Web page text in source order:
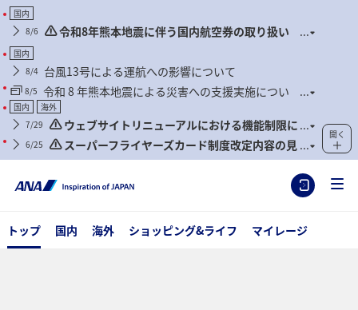
国内
8/6
令和8年熊本地震に伴う国内航空券の取り扱い
および臨時便について
国内
8/4 台風13号による運航への影響について
8/5 令和 8 年熊本地震による災害への支援実施につい
て
国内
海外
7/29
ウェブサイトリニューアルにおける機能制限に
ついて
6/25
スーパーフライヤーズカード制度改定内容の見
直しに関するご案内
開く
トップ 国内 海外 ショッピング&ライフ マイレージ